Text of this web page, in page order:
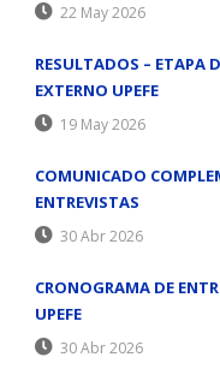
22 May 2026
RESULTADOS – ETAPA
EXTERNO UPEFE
19 May 2026
COMUNICADO
ENTREVISTAS
30 Abr 2026
CRONOGRAMA DE
UPEFE
30 Abr 2026